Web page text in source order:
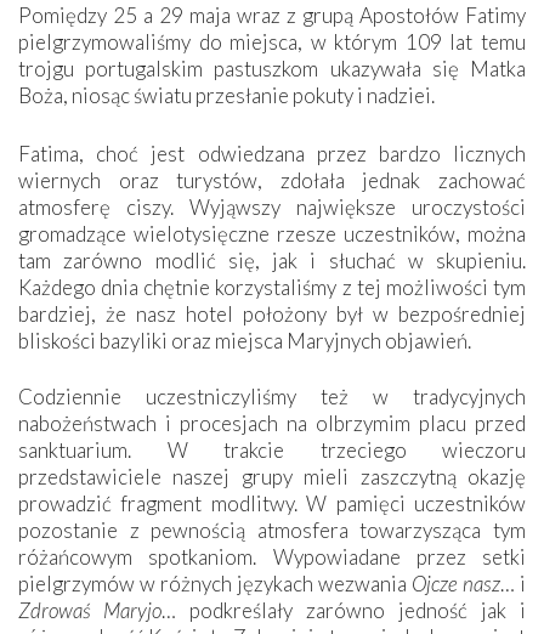
Pomiędzy 25 a 29 maja wraz z grupą Apostołów Fatimy
pielgrzymowaliśmy do miejsca, w którym 109 lat temu
trojgu portugalskim pastuszkom ukazywała się Matka
Boża, niosąc światu przesłanie pokuty i nadziei.
Fatima, choć jest odwiedzana przez bardzo licznych
wiernych oraz turystów, zdołała jednak zachować
atmosferę ciszy. Wyjąwszy największe uroczystości
gromadzące wielotysięczne rzesze uczestników, można
tam zarówno modlić się, jak i słuchać w skupieniu.
Każdego dnia chętnie korzystaliśmy z tej możliwości tym
bardziej, że nasz hotel położony był w bezpośredniej
bliskości bazyliki oraz miejsca Maryjnych objawień.
Codziennie uczestniczyliśmy też w tradycyjnych
nabożeństwach i procesjach na olbrzymim placu przed
sanktuarium. W trakcie trzeciego wieczoru
przedstawiciele naszej grupy mieli zaszczytną okazję
prowadzić fragment modlitwy. W pamięci uczestników
pozostanie z pewnością atmosfera towarzysząca tym
różańcowym spotkaniom. Wypowiadane przez setki
pielgrzymów w różnych językach wezwania Ojcze nasz… i
Zdrowaś Maryjo… podkreślały zarówno jedność jak i